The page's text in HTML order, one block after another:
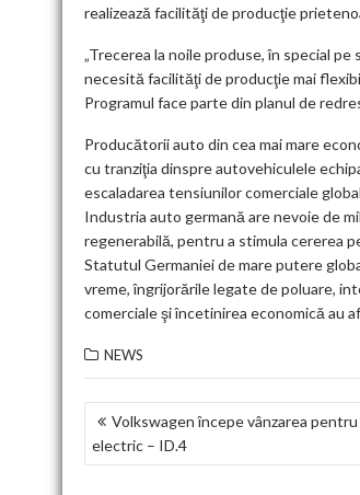
realizează facilităţi de producţie
„Trecerea la noile produse, în special
necesită facilităţi de producţie mai
Programul face parte din planul de
Producătorii auto din cea mai mare
cu tranziţia dinspre autovehiculele
escaladarea tensiunilor comerciale
Industria auto germană are nevoie de
regenerabilă, pentru a stimula cererea
Statutul Germaniei de mare putere
vreme, îngrijorările legate de poluare,
comerciale şi încetinirea economică au
NEWS
NAVIGARE
ÎN
Volkswagen începe vânzarea
electric – ID.4